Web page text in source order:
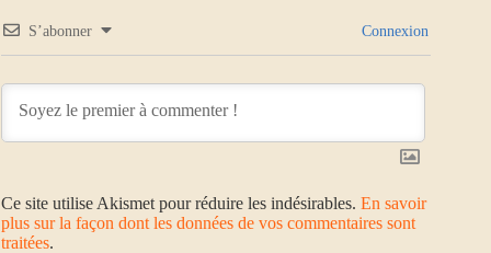
S’abonner Connexion
Ce site utilise Akismet pour réduire les indésirables. En savoir
plus sur la façon dont les données de vos commentaires sont
traitées.